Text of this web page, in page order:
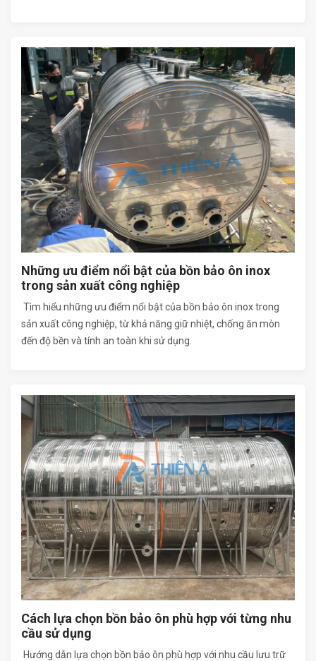
Những ưu điểm nổi bật của bồn bảo ôn inox
trong sản xuất công nghiệp
Tìm hiểu những ưu điểm nổi bật của bồn bảo ôn inox trong
sản xuất công nghiệp, từ khả năng giữ nhiệt, chống ăn mòn
đến độ bền và tính an toàn khi sử dụng.
Cách lựa chọn bồn bảo ôn phù hợp với từng nhu
cầu sử dụng
Hướng dẫn lựa chọn bồn bảo ôn phù hợp với nhu cầu lưu trữ